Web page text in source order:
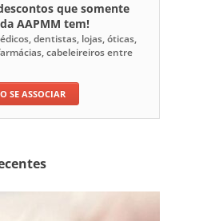
que somente
AAPMM tem!
dentistas, lojas, óticas,
cabeleireiros entre
SE ASSOCIAR